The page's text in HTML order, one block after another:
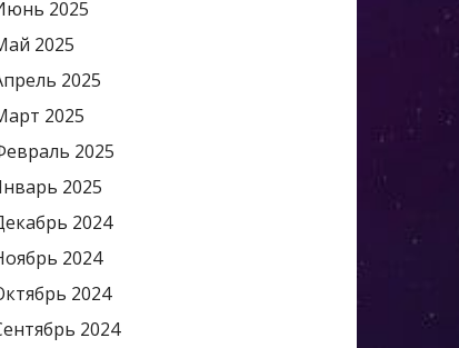
2025
2025
2025
2025
2025
2025
2024
2024
2024
2024